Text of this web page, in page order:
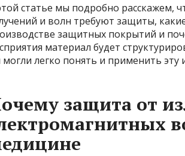
статье мы подробно расскажем,
и волн требуют защиты,
защитных покрытий и
материал будет
могли легко понять и применить
защита от